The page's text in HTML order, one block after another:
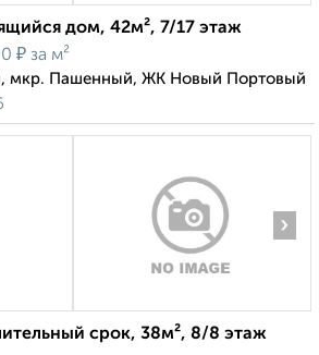
дом, 42м², 7/17 этаж
₽ за м²
мкр. Пашенный, ЖК Новый Портовый
›
срок, 38м², 8/8 этаж